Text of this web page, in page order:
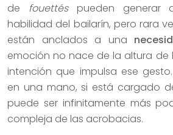
de fouettéspueden generar
habilidad del bailarín, pero rara
están anclados a una
emoción no nace de la altura de
intención que impulsa ese
en una mano, si está cargado
puede ser infinitamente más
compleja de las acrobacias.